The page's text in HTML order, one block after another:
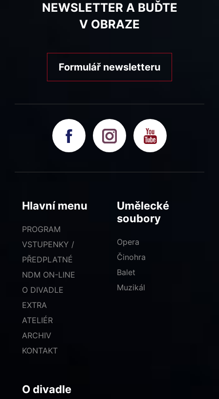
NEWSLETTER A BUĎTE
V OBRAZE
Formulář newsletteru
Hlavní menu
PROGRAM
VSTUPENKY /
PŘEDPLATNÉ
NDM ON-LINE
O DIVADLE
EXTRA
ATELIÉR
ARCHIV
KONTAKT
Umělecké
soubory
Opera
Činohra
Balet
Muzikál
O divadle